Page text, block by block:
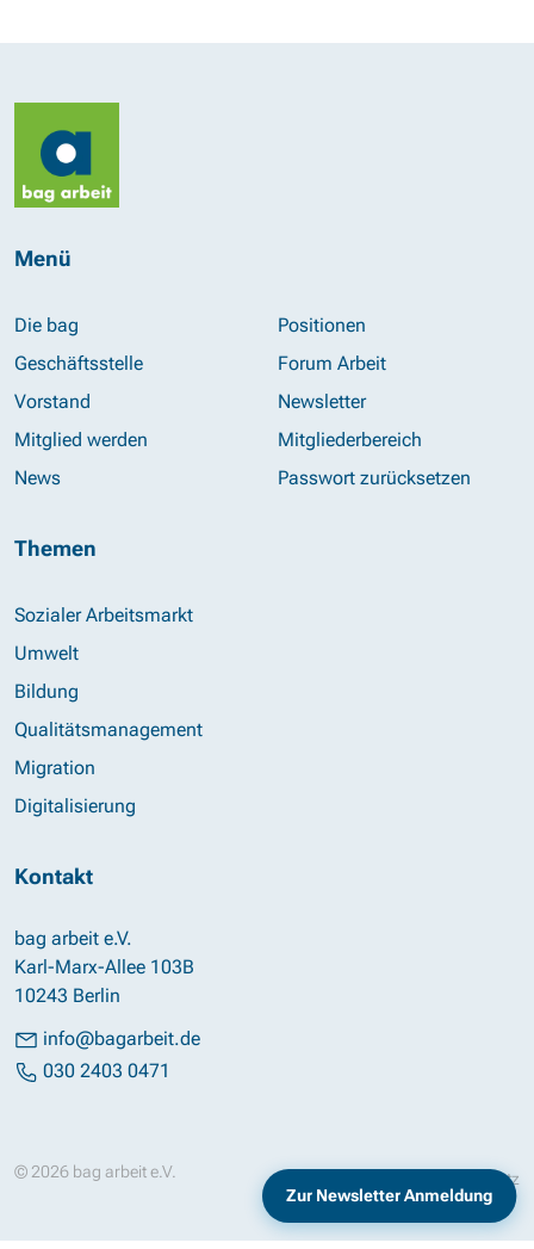
Menü
Die bag
Geschäftsstelle
Vorstand
Mitglied werden
News
Positionen
Forum Arbeit
Newsletter
Mitgliederbereich
Passwort zurücksetzen
Themen
Sozialer Arbeitsmarkt
Umwelt
Bildung
Qualitätsmanagement
Migration
Digitalisierung
Kontakt
bag arbeit e.V.
Karl-Marx-Allee 103B
10243 Berlin
info@bagarbeit.de
030 2403 0471
© 2026 bag arbeit e.V. Datenschutz
Zur Newsletter Anmeldung